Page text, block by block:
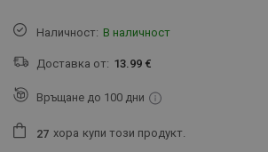
Наличност: В наличност
Доставка от: 13.99 €
Връщане до 100 дни
27 хора купи този продукт.